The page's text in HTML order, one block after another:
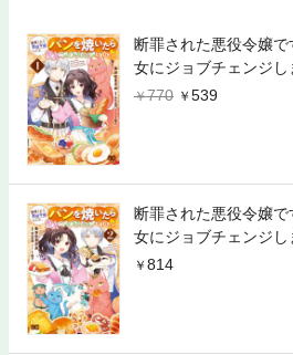
断罪された悪役令嬢
女にジョブチェンジ
770
539
断罪された悪役令嬢
女にジョブチェンジし
814